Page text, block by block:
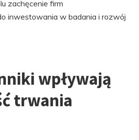
zachęcenie firm
inwestowania w badania i rozwój
wpływają
trwania